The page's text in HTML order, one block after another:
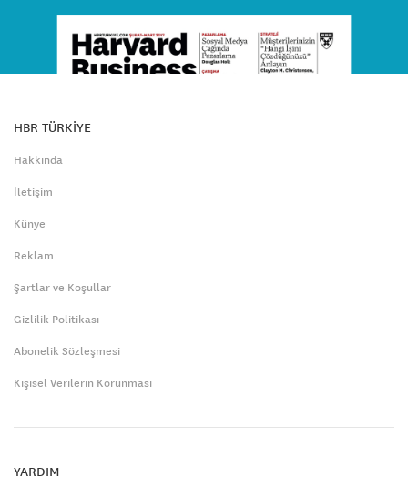
HBR TÜRKİYE
Hakkında
İletişim
Künye
Reklam
Şartlar ve Koşullar
Gizlilik Politikası
Abonelik Sözleşmesi
Kişisel Verilerin Korunması
YARDIM